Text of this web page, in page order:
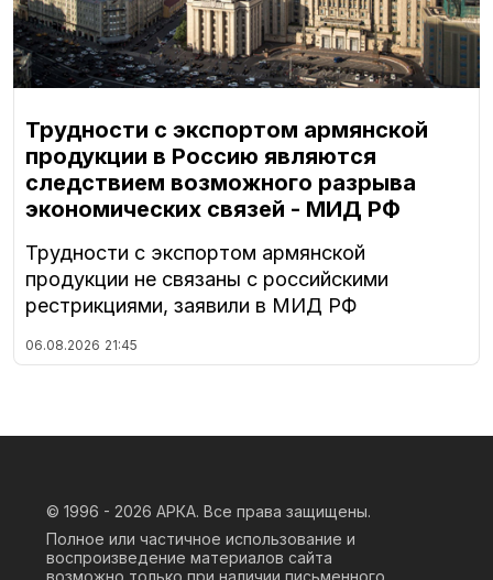
Трудности с экспортом армянской
продукции в Россию являются
следствием возможного разрыва
экономических связей - МИД РФ
Трудности с экспортом армянской
продукции не связаны с российскими
рестрикциями, заявили в МИД РФ
06.08.2026 21:45
© 1996 - 2026 АРКА. Все права защищены.
Полное или частичное использование и
воспроизведение материалов сайта